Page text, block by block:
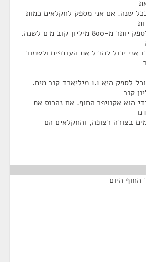
שנה. אם אני מספק לחקלאים כמות
וירידות, אינני יכול לספק יותר מ-800 מיליון קוב מים לשנה.
אני יכול להכיל את העודפים ולשמור
הכמות הממוצעת שאוכל לספק היא 1.1 מיליארד קוב מים.
הוא אקוויפר החוף. אם נהרוס את
בצורה רצופה, והחקלאים הם
החוף היום